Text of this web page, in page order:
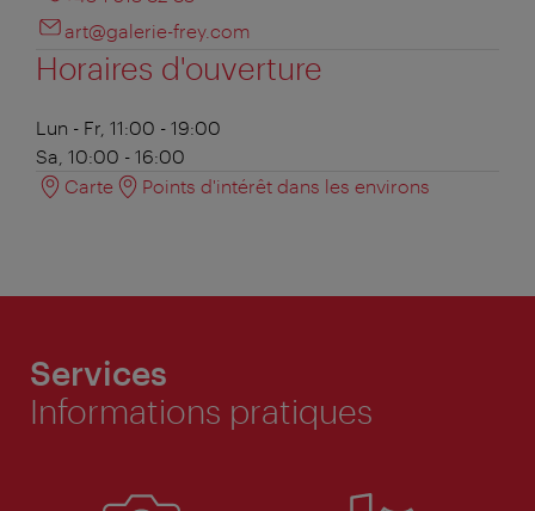
art@galerie-frey.com
Horaires d'ouverture
Lun - Fr, 11:00 - 19:00
Sa, 10:00 - 16:00
Carte
Points d'intérêt dans les environs
Services
Informations pratiques